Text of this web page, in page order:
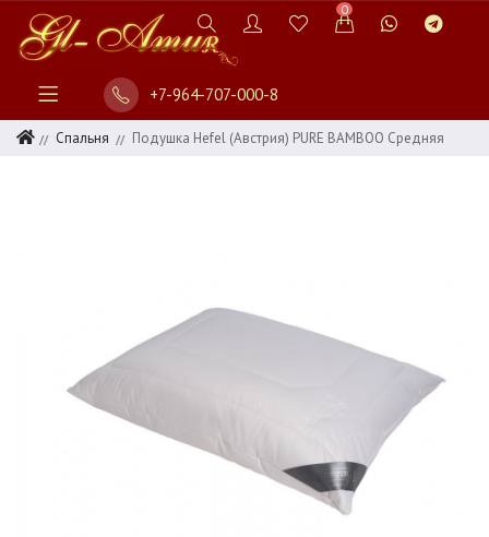
0
+7-964-707-000-8
Спальня Подушка Hefel (Австрия) PURE BAMBOO Cредняя